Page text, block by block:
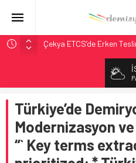
Çekya ETCS’de Erken
České dráhy 101
Brescia 426 Milyon
Northern Railway
Puja
Madrid Atocha’da 56
%33 Kapasite Artışı
Türkiye’de
Modernizasyon
“` Key terms